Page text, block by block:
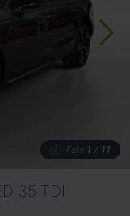
Foto 1 / 11
35 TDI